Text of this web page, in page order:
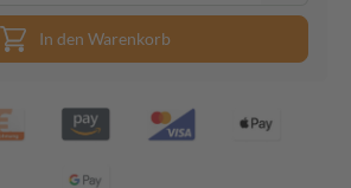
In den Warenkorb